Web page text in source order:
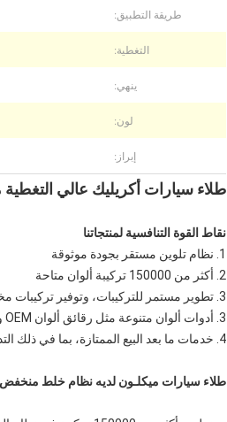
طريقة التطبيق:
التغطية:
ينهي:
لون:
إبراز:
طلاء سيارات أكريليك عالي
نقاط القوة التنافسية لمنتجاتنا
1. نظام تلوين مستقر بجودة موثوقة
2. أكثر من 150000 تركيبة ألوان متاحة
3. تطوير مستمر للتركيبات، وتوفير تركيبات مخصصة
3. أدوات ألوان متنوعة مثل رقائق ألوان OEM والمتغيرات، ومقياس الطيف الضوئي، إلخ.
4. خدمات ما بعد البيع الممتازة، بما في ذلك التدريب الفني في الموقع ومواد ترويجية متنوعة (ملصقات، قمصان، قبعات، آلة خلط، إلخ.)
طلاء سيارات ميكلـون لديه نظام خلط منخفض